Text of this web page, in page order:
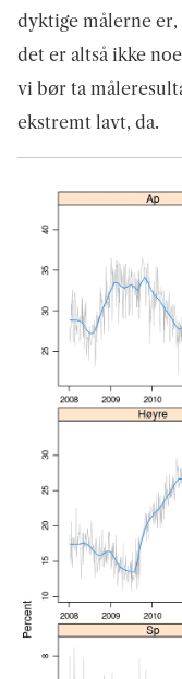
dyktige målerne
det er altså ikke
vi bør ta
ekstremt lavt, da.